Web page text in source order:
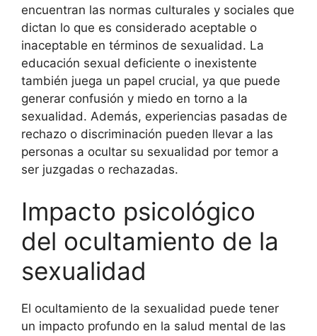
encuentran las normas culturales y sociales que
dictan lo que es considerado aceptable o
inaceptable en términos de sexualidad. La
educación sexual deficiente o inexistente
también juega un papel crucial, ya que puede
generar confusión y miedo en torno a la
sexualidad. Además, experiencias pasadas de
rechazo o discriminación pueden llevar a las
personas a ocultar su sexualidad por temor a
ser juzgadas o rechazadas.
Impacto psicológico
del ocultamiento de la
sexualidad
El ocultamiento de la sexualidad puede tener
un impacto profundo en la salud mental de las